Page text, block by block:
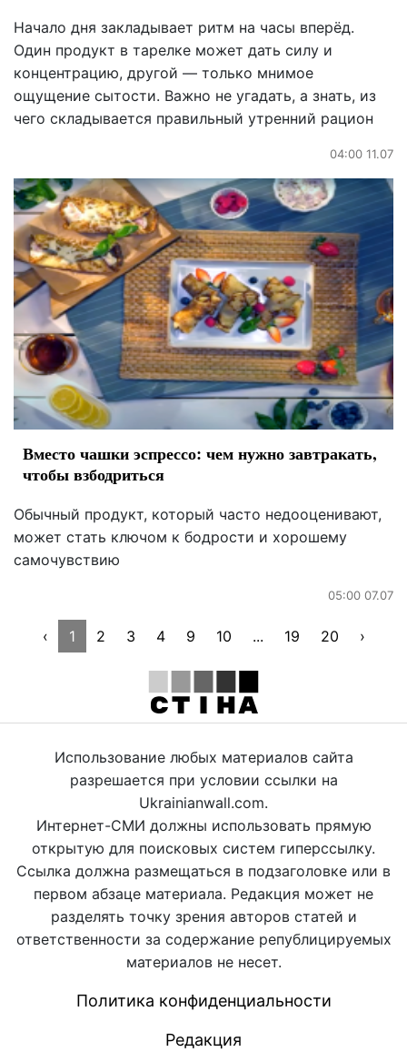
Начало дня закладывает ритм на часы вперёд.
Один продукт в тарелке может дать силу и
концентрацию, другой — только мнимое
ощущение сытости. Важно не угадать, а знать, из
чего складывается правильный утренний рацион
04:00 11.07
Вместо чашки эспрессо: чем нужно завтракать,
чтобы взбодриться
Обычный продукт, который часто недооценивают,
может стать ключом к бодрости и хорошему
самочувствию
05:00 07.07
‹ 1 2 3 4 9 10 ... 19 20 ›
Использование любых материалов сайта
разрешается при условии ссылки на
Ukrainianwall.com.
Интернет-СМИ должны использовать прямую
открытую для поисковых систем гиперссылку.
Ссылка должна размещаться в подзаголовке или в
первом абзаце материала. Редакция может не
разделять точку зрения авторов статей и
ответственности за содержание републицируемых
материалов не несет.
Политика конфиденциальности
Редакция